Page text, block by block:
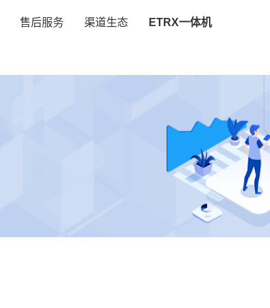
售后服务 渠道生态 ETRX一体机